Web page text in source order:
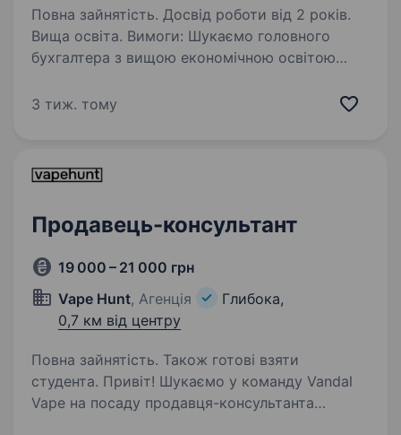
Повна зайнятість. Досвід роботи від 2 років.
Вища освіта. Вимоги: Шукаємо головного
бухгалтера з вищою економічною освітою
податкового, бухгалтерського та фінансового
3 тиж. тому
Продавець-консультант
19 000 – 21 000 грн
Vape Hunt, Агенція
Глибока,
0,7 км від центру
Повна зайнятість. Також готові взяти
студента. Привіт! Шукаємо у команду Vandal
Vape на посаду продавця-консультанта